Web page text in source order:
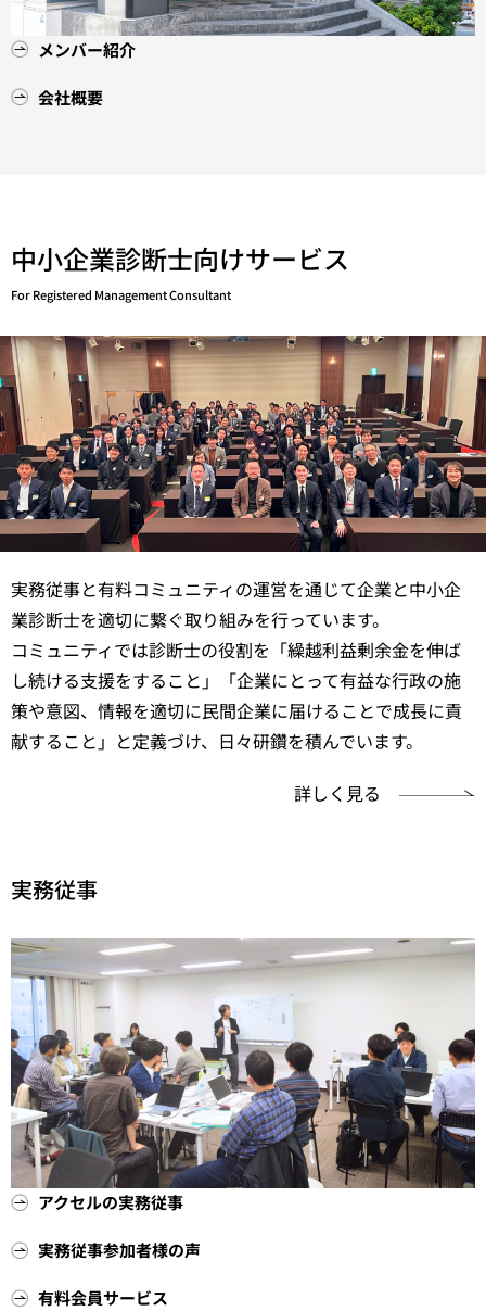
メンバー紹介
会社概要
中小企業診断士向けサービス
For Registered Management Consultant
実務従事と有料コミュニティの運営を通じて企業と中小企
業診断士を適切に繋ぐ取り組みを行っています。
コミュニティでは診断士の役割を「繰越利益剰余金を伸ば
し続ける支援をすること」「企業にとって有益な行政の施
策や意図、情報を適切に民間企業に届けることで成長に貢
献すること」と定義づけ、日々研鑽を積んでいます。
詳しく見る
実務従事
アクセルの実務従事
実務従事参加者様の声
有料会員サービス